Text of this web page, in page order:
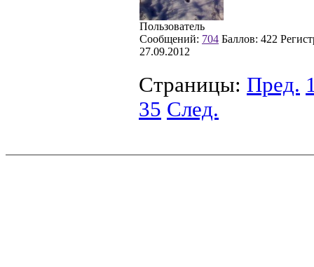
Пользователь
Сообщений: 704 Баллов: 422
27.09.2012
Страницы: Пред.
35 След.